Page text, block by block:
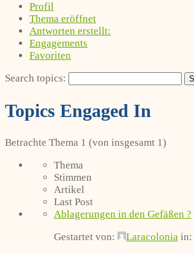
Profil
Thema eröffnet
Antworten erstellt:
Engagements
Favoriten
Search topics:
Topics Engaged In
Betrachte Thema 1 (von insgesamt 1)
Thema
Stimmen
Artikel
Last Post
Ablagerungen in den Gefäßen ?
Gestartet von:
Laracolonia in: